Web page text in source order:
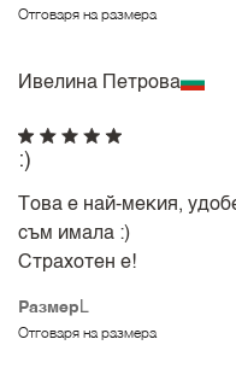
Отговаря на размера
Ивелина Петрова
Размер L
Отговаря на размера
:)
Това е най-мекия,
съм имала :)
Страхотен е!